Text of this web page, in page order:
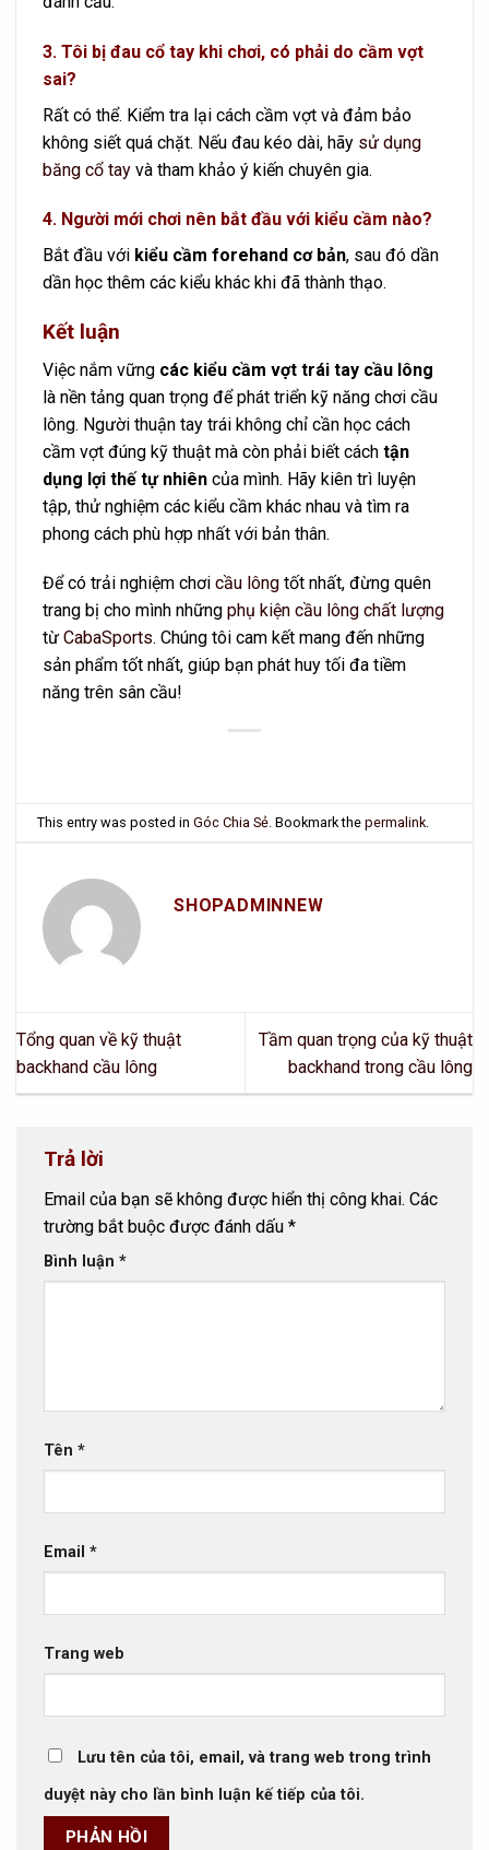
3. Tôi bị đau cổ tay khi chơi, có phải do cầm vợt
sai?
Rất có thể. Kiểm tra lại cách cầm vợt và đảm bảo
không siết quá chặt. Nếu đau kéo dài, hãy sử dụng
băng cổ tay và tham khảo ý kiến chuyên gia.
4. Người mới chơi nên bắt đầu với kiểu cầm nào?
Bắt đầu với kiểu cầm forehand cơ bản, sau đó dần
dần học thêm các kiểu khác khi đã thành thạo.
Kết luận
Việc nắm vững các kiểu cầm vợt trái tay cầu lông
là nền tảng quan trọng để phát triển kỹ năng chơi cầu
lông. Người thuận tay trái không chỉ cần học cách
cầm vợt đúng kỹ thuật mà còn phải biết cách tận
dụng lợi thế tự nhiên của mình. Hãy kiên trì luyện
tập, thử nghiệm các kiểu cầm khác nhau và tìm ra
phong cách phù hợp nhất với bản thân.
Để có trải nghiệm chơi cầu lông tốt nhất, đừng quên
trang bị cho mình những phụ kiện cầu lông chất lượng
từ CabaSports. Chúng tôi cam kết mang đến những
sản phẩm tốt nhất, giúp bạn phát huy tối đa tiềm
năng trên sân cầu!
This entry was posted inGóc Chia Sẻ . Bookmark thepermalink
SHOPADMINNEW
Tổng quan về kỹ thuật
backhand cầu lông
Tầm quan trọng của kỹ thuật
backhand trong cầu lông
Trả lời
Email của bạn sẽ không được hiển thị công khai. Các
trường bắt buộc được đánh dấu *
Bình luận *
Tên *
Email *
Trang web
Lưu tên của tôi, email, và trang web trong trình
duyệt này cho lần bình luận kế tiếp của tôi.